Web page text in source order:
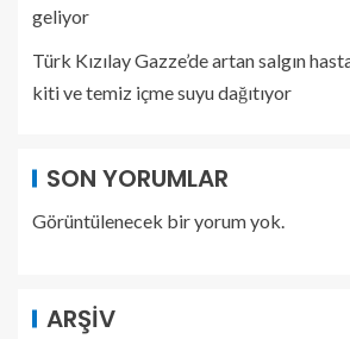
geliyor
Türk Kızılay Gazze’de artan salgın
kiti ve temiz içme suyu dağıtıyor
SON YORUMLAR
Görüntülenecek bir yorum yok.
ARŞIV